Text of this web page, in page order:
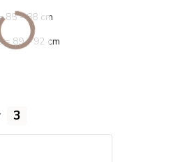
- 88 cm
89 - 92 cm
3